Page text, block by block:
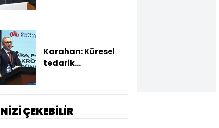
Karahan: Küresel
tedarik
ihracatımız
hızlandı
ÇEKEBİLİR